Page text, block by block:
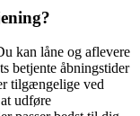
kan låne og aflevere
betjente åbningstider
tilgængelige ved
udføre